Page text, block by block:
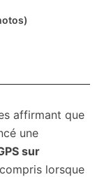
affirmant que
une
sur
lorsque